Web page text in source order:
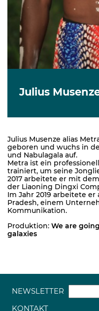
Julius
Julius Musenze alias
geboren und wuchs in
und Nabulagala auf.
Metra ist ein
trainiert, um seine
2017 arbeitete er mit
der Liaoning Dingxi
Im Jahr 2019 arbeitete
Pradesh, einem
Kommunikation.
Produktion: We are
galaxies
NEWSLETTER
KONTAKT